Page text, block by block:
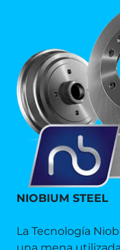
NIOBIUM STEEL
La Tecnología